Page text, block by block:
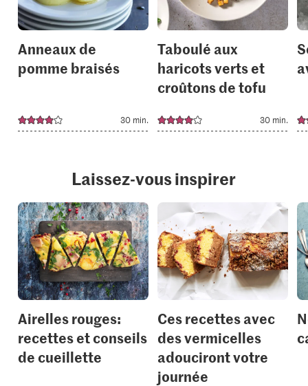
Anneaux de
pomme braisés
30 min.
Taboulé aux
haricots verts et
croûtons de tofu
30 min.
Laissez-vous inspirer
Airelles rouges:
recettes et conseils
de cueillette
Ces recettes avec
des vermicelles
adouciront votre
journée